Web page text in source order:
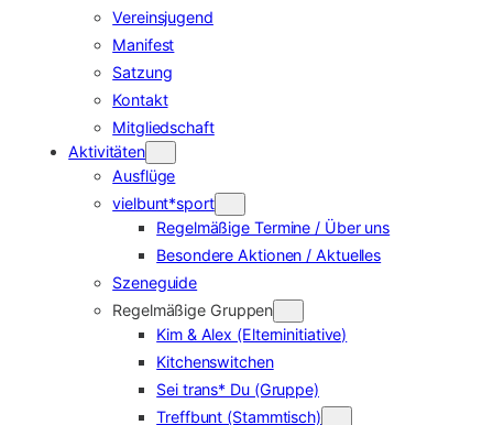
Vereinsjugend
Manifest
Satzung
Kontakt
Mitgliedschaft
Aktivitäten
Ausflüge
vielbunt*sport
Regelmäßige Termine / Über uns
Besondere Aktionen / Aktuelles
Szeneguide
Regelmäßige Gruppen
Kim & Alex (Elterninitiative)
Kitchenswitchen
Sei trans* Du (Gruppe)
Treffbunt (Stammtisch)